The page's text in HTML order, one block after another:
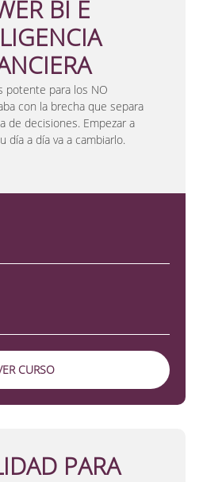
BI E
potente para los NO
con la brecha que separa
de decisiones. Empezar a
día a día va a cambiarlo.
CURSO
PARA